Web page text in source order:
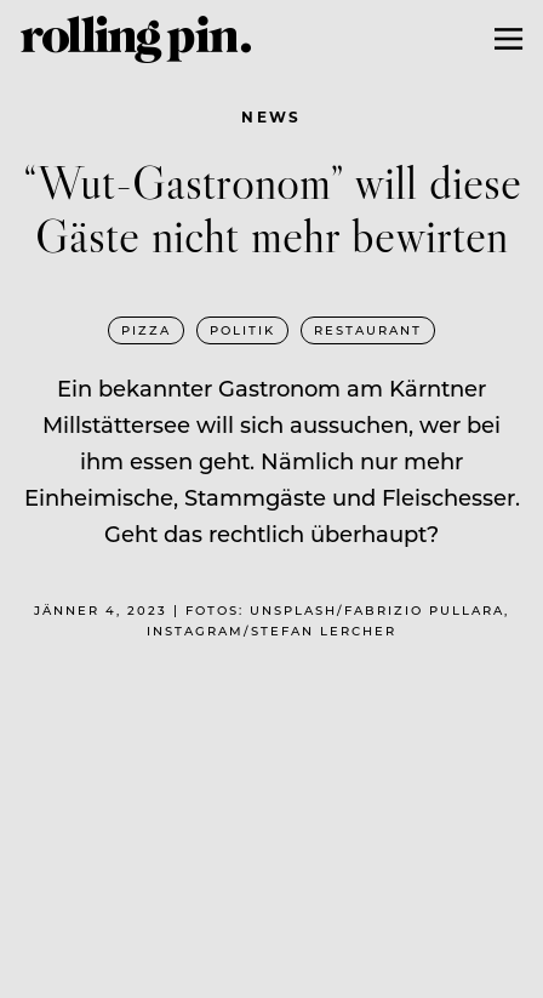
NEWS
“Wut-Gastronom” will diese
Gäste nicht mehr bewirten
PIZZA POLITIK RESTAURANT
Ein bekannter Gastronom am Kärntner
Millstättersee will sich aussuchen, wer bei
ihm essen geht. Nämlich nur mehr
Einheimische, Stammgäste und Fleischesser.
Geht das rechtlich überhaupt?
JÄNNER 4, 2023 | FOTOS: UNSPLASH/FABRIZIO PULLARA,
INSTAGRAM/STEFAN LERCHER